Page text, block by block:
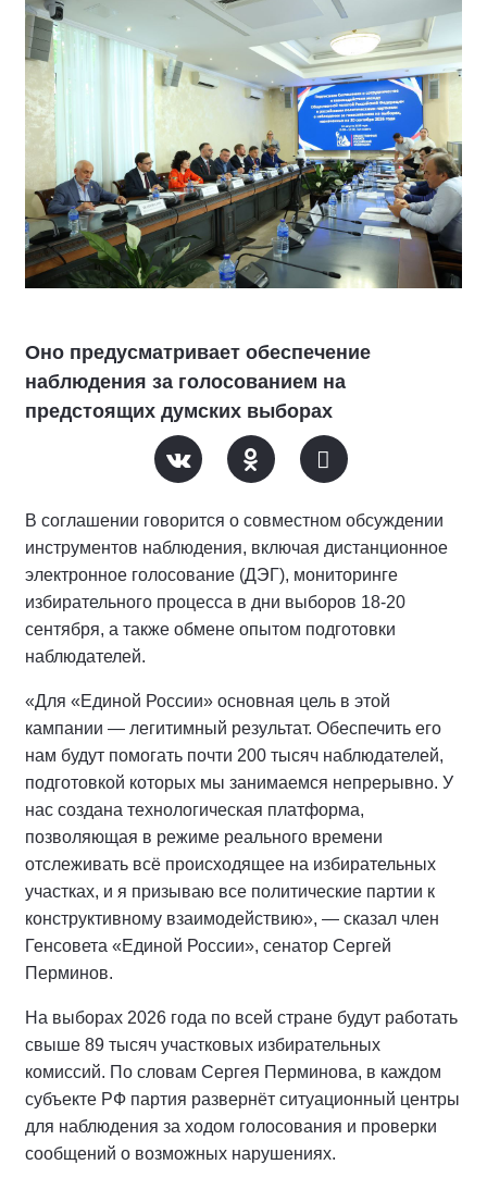
Оно предусматривает обеспечение
наблюдения за голосованием на
предстоящих думских выборах
В соглашении говорится о совместном обсуждении
инструментов наблюдения, включая дистанционное
электронное голосование (ДЭГ), мониторинге
избирательного процесса в дни выборов 18-20
сентября, а также обмене опытом подготовки
наблюдателей.
«Для «Единой России» основная цель в этой
кампании — легитимный результат. Обеспечить его
нам будут помогать почти 200 тысяч наблюдателей,
подготовкой которых мы занимаемся непрерывно. У
нас создана технологическая платформа,
позволяющая в режиме реального времени
отслеживать всё происходящее на избирательных
участках, и я призываю все политические партии к
конструктивному взаимодействию», — сказал член
Генсовета «Единой России», сенатор Сергей
Перминов.
На выборах 2026 года по всей стране будут работать
свыше 89 тысяч участковых избирательных
комиссий. По словам Сергея Перминова, в каждом
субъекте РФ партия развернёт ситуационный центры
для наблюдения за ходом голосования и проверки
сообщений о возможных нарушениях.